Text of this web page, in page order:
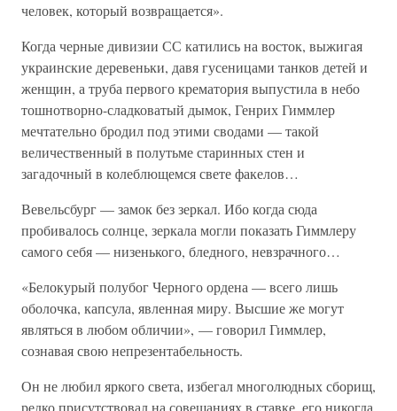
человек, который возвращается».
Когда черные дивизии СС катились на восток, выжигая
украинские деревеньки, давя гусеницами танков детей и
женщин, а труба первого крематория выпустила в небо
тошнотворно-сладковатый дымок, Генрих Гиммлер
мечтательно бродил под этими сводами — такой
величественный в полутьме старинных стен и
загадочный в колеблющемся свете факелов…
Вевельсбург — замок без зеркал. Ибо когда сюда
пробивалось солнце, зеркала могли показать Гиммлеру
самого себя — низенького, бледного, невзрачного…
«Белокурый полубог Черного ордена — всего лишь
оболочка, капсула, явленная миру. Высшие же могут
являться в любом обличии», — говорил Гиммлер,
сознавая свою непрезентабельность.
Он не любил яркого света, избегал многолюдных сборищ,
редко присутствовал на совещаниях в ставке, его никогда